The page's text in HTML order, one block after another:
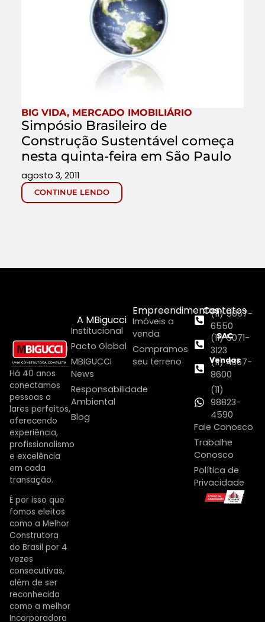
BIG VIDA, MERCADO IMOBILIÁRIO
Simpósio Brasileiro de
Construção Sustentável começa
nesta quinta-feira em São Paulo
CONTINUE LENDO
agosto 3, 2011
Há 40 anos
conectamos
pessoas a
lares perfeitos,
oferecendo
experiência,
profissionalismo
e excelência
em cada
transação.
É por isso que
fomos eleitos
como a Melhor
Construtora
do Brasil por 4
vezes
consecutivas,
além de ser
reconhecida
como a melhor
Incorporadora
A MBigucci
Institucional
Pacto Global
MBIGUCCI
News
Responsabilidade
Ambiental
Blog
Empreendimentos
Imóveis a
venda
Compramos
seu terreno
Contatos
(11) 5067-
6550
SAC
(11) 5071-
3123
Vendas
(11) 4367-
8600
(11)
98823-
4590
Fale Conosco
Trabalhe
Conosco
Política de
Privacidade